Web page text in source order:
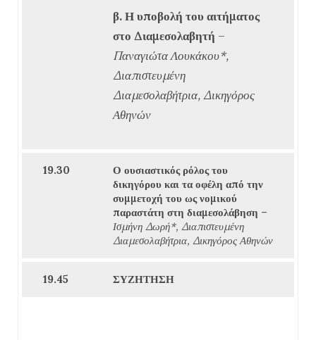
β. Η υποβολή του αιτήματος
στο Διαμεσολαβητή –
Παναγιώτα Λουκάκου*,
Διαπιστευμένη
Διαμεσολαβήτρια, Δικηγόρος
Αθηνών
19.30
Ο ουσιαστικός ρόλος του
δικηγόρου και τα οφέλη από την
συμμετοχή του ως νομικού
παραστάτη στη διαμεσολάβηση –
Ισμήνη Δωρή*, Διαπιστευμένη
Διαμεσολαβήτρια, Δικηγόρος Αθηνών
19.45 ΣΥΖΗΤΗΣΗ